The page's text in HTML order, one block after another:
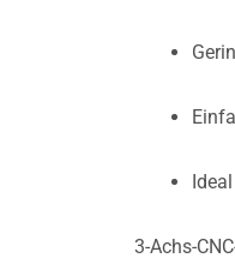
3-Achs-